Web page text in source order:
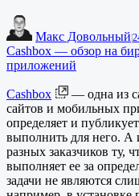
Макс Довольный
Cashbox — обзор на
приложений
Cashbox
— одна из
сайтов и мобильных
определяет и
выполнить для него. А
разных заказчиков ту,
выполняет ее за
задачи не являются